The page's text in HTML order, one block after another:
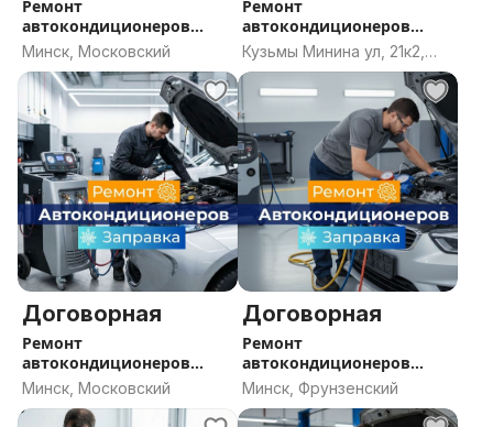
Ремонт
автокондиционеров
Минск, заправка
кондиционера Минск,
СТО кондиционеры
Минск
Минск, Московский
Ремонт
автокондиционеров
Минск, заправка
кондиционера Минск,
СТО кондиционеры
Минск
Кузьмы Минина ул, 21к2,
Минск
Договорная
Ремонт
автокондиционеров
Минск, заправка
кондиционера Минск,
СТО кондиционеры
Минск, Московский
Договорная
Ремонт
автокондиционеров
Минск, заправка
кондиционера Минск,
СТО кондиционеры
Минск, Фрунзенский